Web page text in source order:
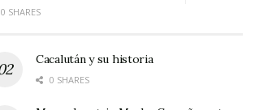
0 SHARES
Cacalután y su historia
0 SHARES